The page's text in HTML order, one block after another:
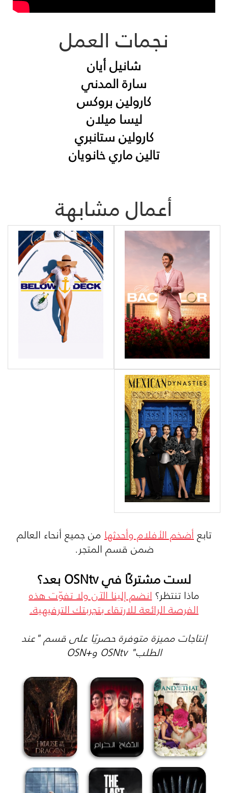
نجمات العمل
شانيل أيان
سارة المدني
كارولين بروكس
ليسا ميلان
كارولين ستانبري
تالين ماري خانويان
أعمال مشابهة
تابعأضخم الأفلام وأحدثهامن جميع أنحاء العالم
ضمن قسم المتجر.
لست مشتركًا في OSNtv بعد؟
ماذا تنتظر؟انضم إلينا الآن ولا تفوّت هذه
الفرصة الرائعة للارتقاء بتجربتك الترفيهية.
إنتاجات مميزة متوفرة حصريًا على قسم "عند
الطلب" OSNtv و+OSN